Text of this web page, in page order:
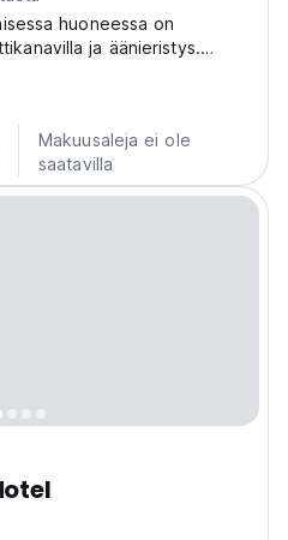
huoneessa on
ja äänieristys.
Makuusaleja ei ole
saatavilla